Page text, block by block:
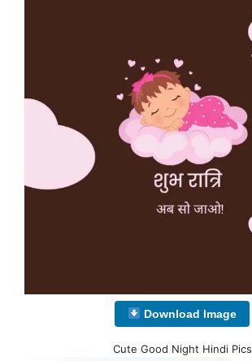
Download Image
Cute Good Night Hindi Pics